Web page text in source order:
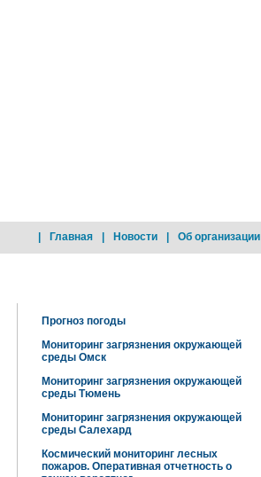
Главная Новости Об организации
Прогноз погоды
Мониторинг загрязнения окружающей
среды Омск
Мониторинг загрязнения окружающей
среды Тюмень
Мониторинг загрязнения окружающей
среды Салехард
Космический мониторинг лесных
пожаров. Оперативная отчетность о